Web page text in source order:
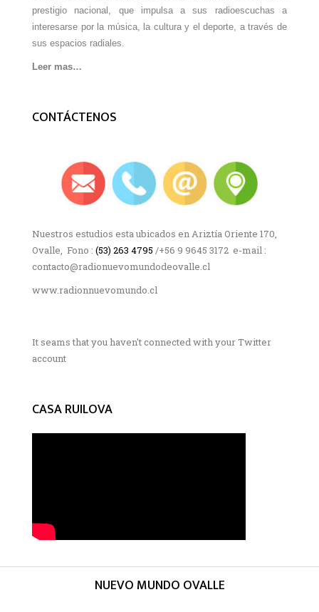
prestigio nacional, que impulsa a sus radioescuchas a
interesarse por la música, la cultura y el deporte, a través de
sus espacios radiales.
Leer mas…
CONTÁCTENOS
Nuestros estudios esta ubicados en Ariztía Oriente 170,
Ovalle, Fono : (53) 263 4795 /+56 9 9645 3172 e-mail :
contacto@radionuevomundodeovalle.cl
www.radionnuevomundo.cl
It seams that you haven't connected with your Twitter
account
CASA RUILOVA
NUEVO MUNDO OVALLE